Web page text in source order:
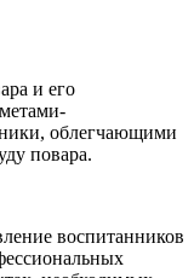
и его
облегчающими
повара.
воспитанников